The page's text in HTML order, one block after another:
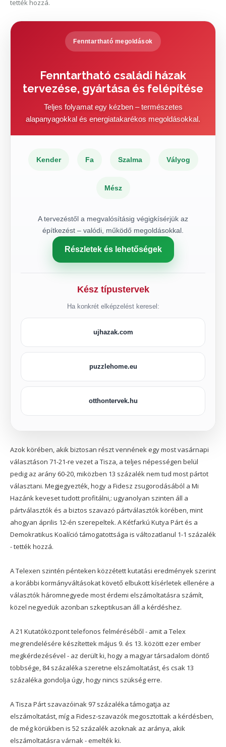
tették hozzá.
Fenntartható megoldások
Fenntartható családi házak
tervezése, gyártása és felépítése
Teljes folyamat egy kézben – természetes
alapanyagokkal és energiatakarékos megoldásokkal.
Kender Fa Szalma Vályog
Mész
A tervezéstől a megvalósításig végigkísérjük az
építkezést – valódi, működő megoldásokkal.
Részletek és lehetőségek
Kész típustervek
Ha konkrét elképzelést keresel:
ujhazak.com
puzzlehome.eu
otthontervek.hu
Azok körében, akik biztosan részt vennének egy most vasárnapi
választáson 71-21-re vezet a Tisza, a teljes népességen belül
pedig az arány 60-20, miközben 13 százalék nem tud most pártot
választani. Megjegyezték, hogy a Fidesz zsugorodásából a Mi
Hazánk keveset tudott profitálni,: ugyanolyan szinten áll a
pártválasztók és a biztos szavazó pártválasztók körében, mint
ahogyan április 12-én szerepeltek. A Kétfarkú Kutya Párt és a
Demokratikus Koalíció támogatottsága is változatlanul 1-1 százalék
- tették hozzá.
A Telexen szintén pénteken közzétett kutatási eredmények szerint
a korábbi kormányváltásokat követő elbukott kísérletek ellenére a
választók háromnegyede most érdemi elszámoltatásra számít,
közel negyedük azonban szkeptikusan áll a kérdéshez.
A 21 Kutatóközpont telefonos felméréséből - amit a Telex
megrendelésére készítettek május 9. és 13. között ezer ember
megkérdezésével - az derült ki, hogy a magyar társadalom döntő
többsége, 84 százaléka szeretne elszámoltatást, és csak 13
százaléka gondolja úgy, hogy nincs szükség erre.
A Tisza Párt szavazóinak 97 százaléka támogatja az
elszámoltatást, míg a Fidesz-szavazók megosztottak a kérdésben,
de még körükben is 52 százalék azoknak az aránya, akik
elszámoltatásra várnak - emelték ki.